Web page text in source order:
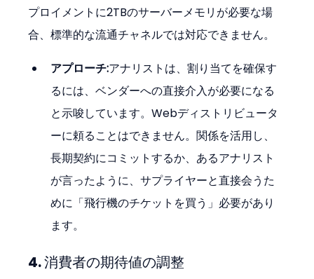
プロイメントに2TBのサーバーメモリが必要な場
合、標準的な流通チャネルでは対応できません。
アプローチ:アナリストは、割り当てを確保す
るには、ベンダーへの直接介入が必要になる
と示唆しています。Webディストリビュータ
ーに頼ることはできません。関係を活用し、
長期契約にコミットするか、あるアナリスト
が言ったように、サプライヤーと直接会うた
めに「飛行機のチケットを買う」必要があり
ます。
4. 消費者の期待値の調整